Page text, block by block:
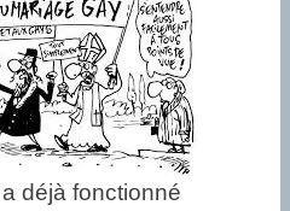
déjà fonctionné